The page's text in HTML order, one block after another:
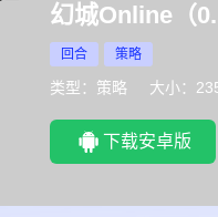
幻城Online（
回合 策略
类型：策略 大小：
下载安卓版